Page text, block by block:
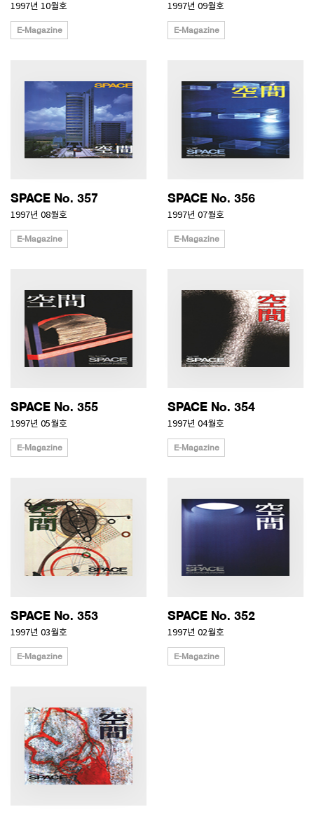
1997년 10월호
E-Magazine
1997년 09월호
E-Magazine
SPACE No. 357
1997년 08월호
E-Magazine
SPACE No. 356
1997년 07월호
E-Magazine
SPACE No. 355
1997년 05월호
E-Magazine
SPACE No. 354
1997년 04월호
E-Magazine
SPACE No. 353
1997년 03월호
E-Magazine
SPACE No. 352
1997년 02월호
E-Magazine